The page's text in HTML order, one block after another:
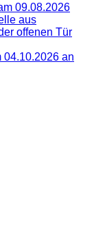
09.08.2026
aus
offenen Tür
04.10.2026 an